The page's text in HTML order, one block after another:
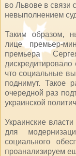
во Львове в связи
невыполнением
Таким образом,
лице премьер-
премьера
что социальные
поднимут. Такое
очередной раз
украинской
Украинские
для
социального
проанализируем